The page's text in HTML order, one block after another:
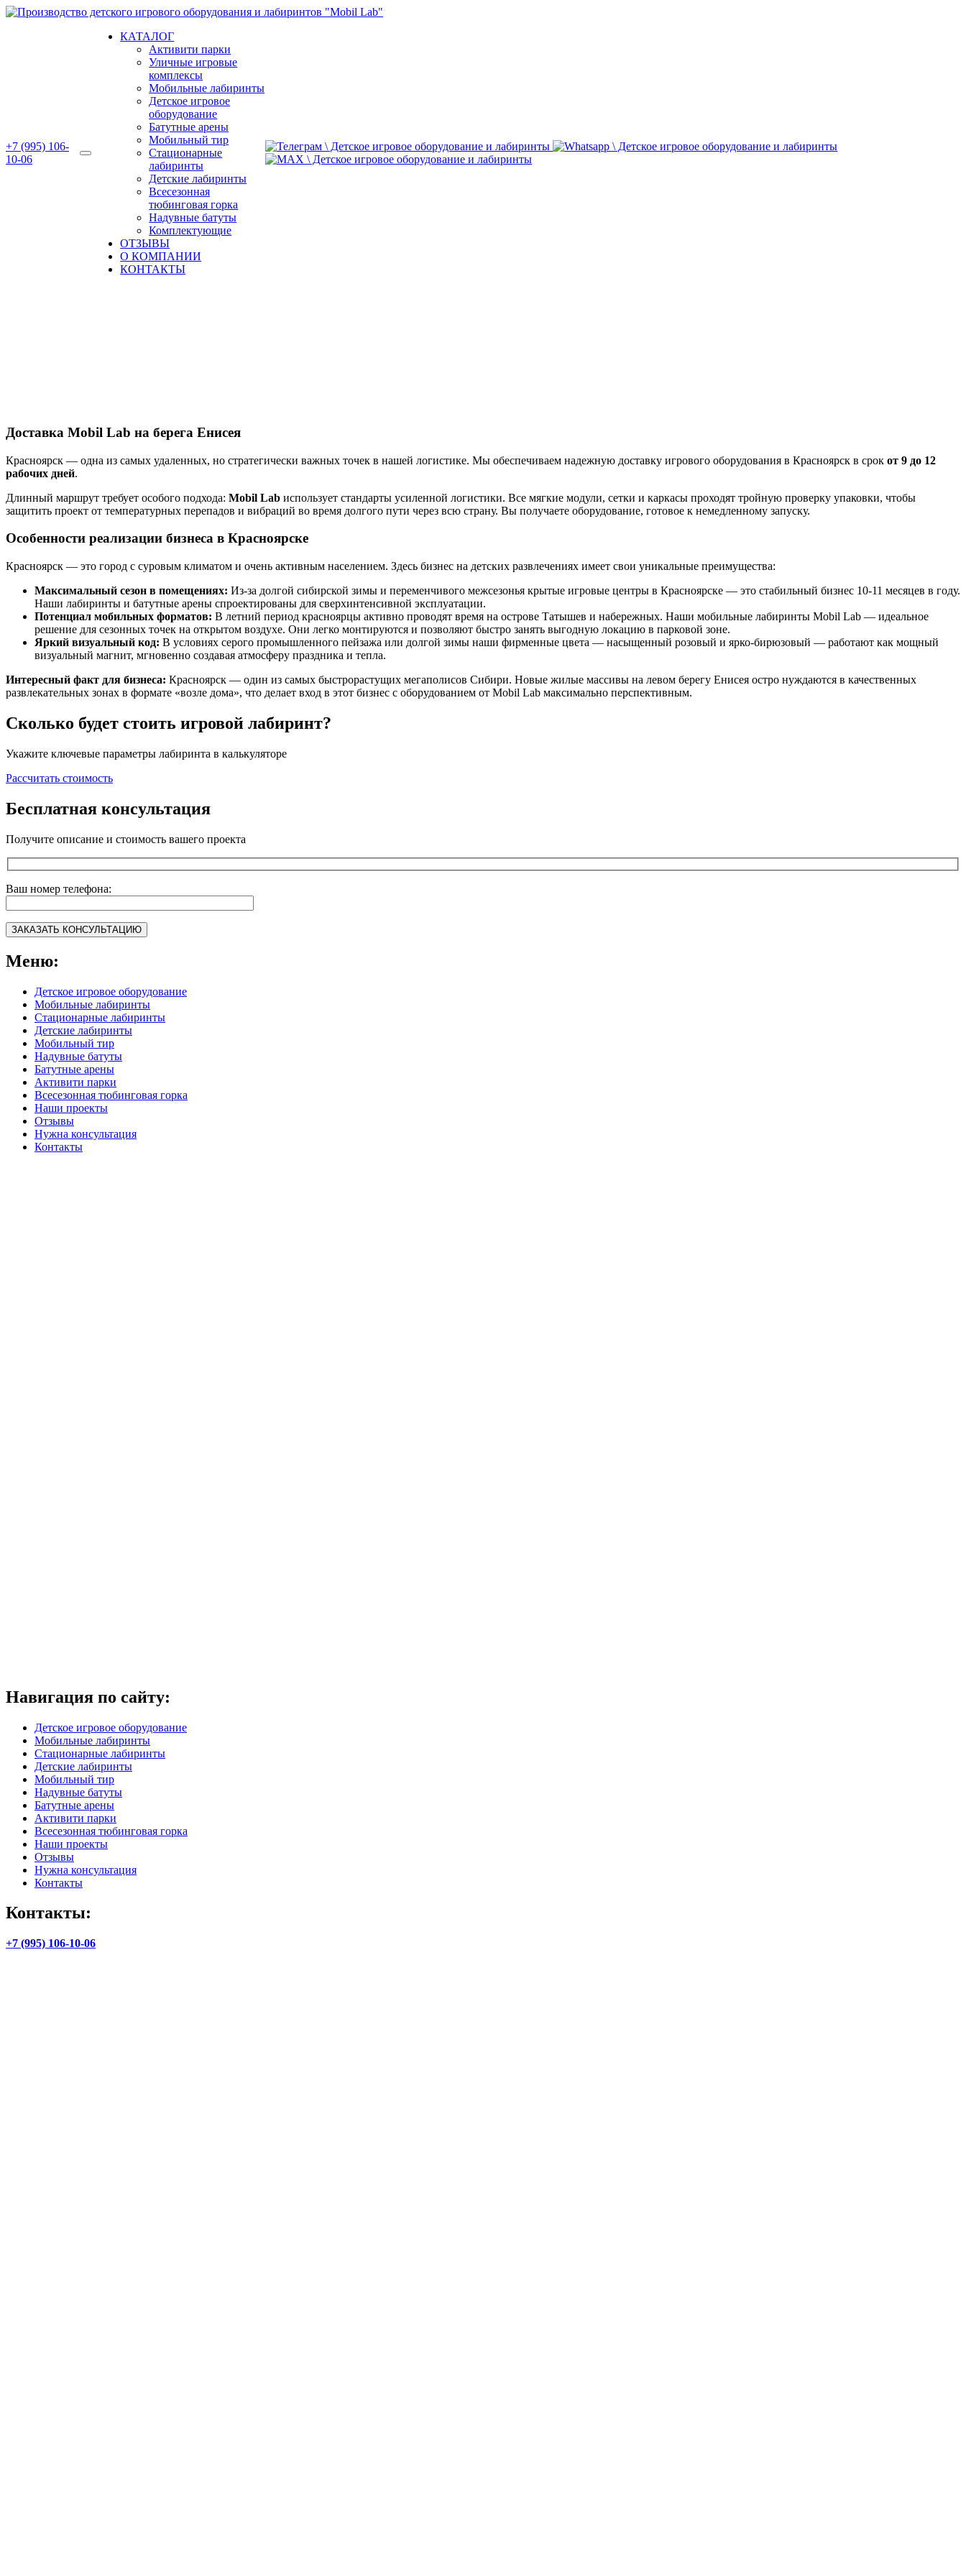
Перейти
+7 (995) 106-
10-06
КАТАЛОГ
Активити парки
Уличные игровые
комплексы
Мобильные лабиринты
Детское игровое
оборудование
Батутные арены
Мобильный тир
Стационарные
лабиринты
Детские лабиринты
Всесезонная
тюбинговая горка
Надувные батуты
Комплектующие
ОТЗЫВЫ
О КОМПАНИИ
КОНТАКТЫ
Доставка Mobil Lab на берега Енисея
Красноярск — одна из самых удаленных, но стратегически важных точек в нашей логистике. Мы обеспечиваем надежную доставку игрового оборудования в Красноярск в срок от 9 до 12
рабочих дней.
Длинный маршрут требует особого подхода: Mobil Lab использует стандарты усиленной логистики. Все мягкие модули, сетки и каркасы проходят тройную проверку упаковки, чтобы
защитить проект от температурных перепадов и вибраций во время долгого пути через всю страну. Вы получаете оборудование, готовое к немедленному запуску.
Особенности реализации бизнеса в Красноярске
Красноярск — это город с суровым климатом и очень активным населением. Здесь бизнес на детских развлечениях имеет свои уникальные преимущества:
Максимальный сезон в помещениях: Из-за долгой сибирской зимы и переменчивого межсезонья крытые игровые центры в Красноярске — это стабильный бизнес 10-11 месяцев в году.
Наши лабиринты и батутные арены спроектированы для сверхинтенсивной эксплуатации.
Потенциал мобильных форматов: В летний период красноярцы активно проводят время на острове Татышев и набережных. Наши мобильные лабиринты Mobil Lab — идеальное
решение для сезонных точек на открытом воздухе. Они легко монтируются и позволяют быстро занять выгодную локацию в парковой зоне.
Яркий визуальный код: В условиях серого промышленного пейзажа или долгой зимы наши фирменные цвета — насыщенный розовый и ярко-бирюзовый — работают как мощный
визуальный магнит, мгновенно создавая атмосферу праздника и тепла.
Интересный факт для бизнеса: Красноярск — один из самых быстрорастущих мегаполисов Сибири. Новые жилые массивы на левом берегу Енисея остро нуждаются в качественных
развлекательных зонах в формате «возле дома», что делает вход в этот бизнес с оборудованием от Mobil Lab максимально перспективным.
Сколько будет стоить игровой лабиринт?
Укажите ключевые параметры лабиринта в калькуляторе
Рассчитать стоимость
Бесплатная консультация
Получите описание и стоимость вашего проекта
Ваш номер телефона:
Меню:
Детское игровое оборудование
Мобильные лабиринты
Стационарные лабиринты
Детские лабиринты
Мобильный тир
Надувные батуты
Батутные арены
Активити парки
Всесезонная тюбинговая горка
Наши проекты
Отзывы
Нужна консультация
Контакты
Навигация по сайту:
Детское игровое оборудование
Мобильные лабиринты
Стационарные лабиринты
Детские лабиринты
Мобильный тир
Надувные батуты
Батутные арены
Активити парки
Всесезонная тюбинговая горка
Наши проекты
Отзывы
Нужна консультация
Контакты
Контакты:
+7 (995) 106-10-06